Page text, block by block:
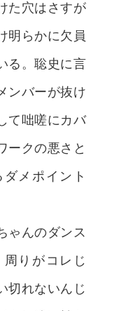
た穴はさすが
明らかに欠員
る。聡史に言
ンバーが抜け
て咄嗟にカバ
ークの悪さと
メポイント
ゃんのダンス
りがコレじ
切れないんじ